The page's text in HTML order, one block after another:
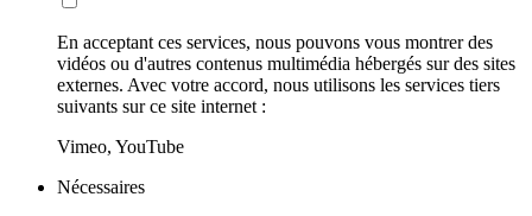
En acceptant ces services, nous pouvons vous montrer des
vidéos ou d'autres contenus multimédia hébergés sur des sites
externes. Avec votre accord, nous utilisons les services tiers
suivants sur ce site internet :
Vimeo, YouTube
Nécessaires